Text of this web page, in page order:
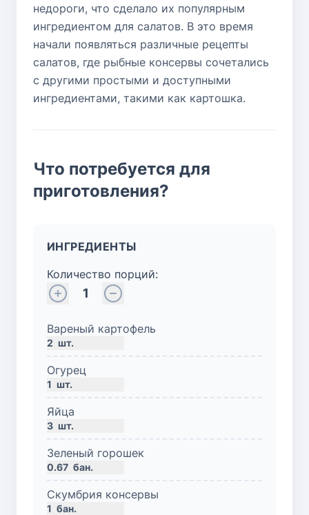
недороги, что сделало их популярным
ингредиентом для салатов. В это время
начали появляться различные рецепты
салатов, где рыбные консервы сочетались
с другими простыми и доступными
ингредиентами, такими как картошка.
Что потребуется для
приготовления?
ИНГРЕДИЕНТЫ
Количество порций:
1
Вареный картофель
2 шт.
Огурец
1 шт.
Яйца
3 шт.
Зеленый горошек
0.67 бан.
Скумбрия консервы
1 бан.